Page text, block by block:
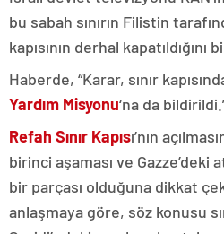
bu sabah sınırın Filistin
kapısının derhal kapatıldığını
Haberde, “Karar, sınır
Yardım Misyonu‘na da
Refah Sınır Kapısı’nın
birinci aşaması ve Gazze’deki
bir parçası olduğuna dikkat
anlaşmaya göre, söz konusu